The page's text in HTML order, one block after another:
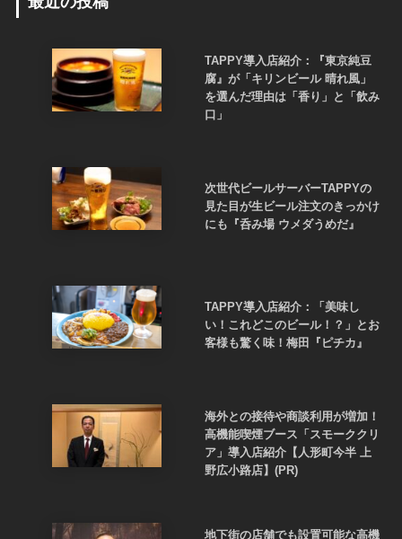
TAPPY導入店紹介：『東京純豆
腐』が「キリンビール 晴れ風」
を選んだ理由は「香り」と「飲み
口」
次世代ビールサーバーTAPPYの
見た目が生ビール注文のきっかけ
にも『呑み場 ウメダうめだ』
TAPPY導入店紹介：「美味し
い！これどこのビール！？」とお
客様も驚く味！梅田『ピチカ』
海外との接待や商談利用が増加！
高機能喫煙ブース「スモーククリ
ア」導入店紹介【人形町今半 上
野広小路店】(PR)
地下街の店舗でも設置可能な高機